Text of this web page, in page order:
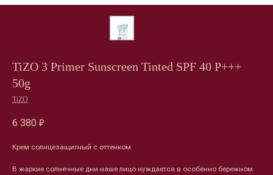
TiZO 3 Primer Sunscreen Tinted SPF 40 P+++
50g
TiZO
6 380 ₽
Крем солнцезащитный с оттенком
В жаркие солнечные дни наше лицо нуждается в особенно бережном